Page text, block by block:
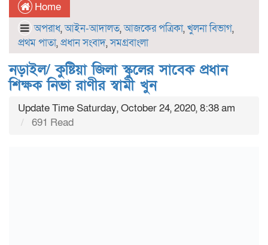
Home
অপরাধ,আইন-আদালত,আজকের পত্রিকা,খুলনা বিভাগ,
প্রথম পাতা,প্রধান সংবাদ,সমগ্রবাংলা
নড়াইল/ কুষ্টিয়া জিলা স্কুলের সাবেক প্রধান
শিক্ষক নিভা রাণীর স্বামী খুন
Update Time Saturday, October 24, 2020, 8:38 am
691 Read